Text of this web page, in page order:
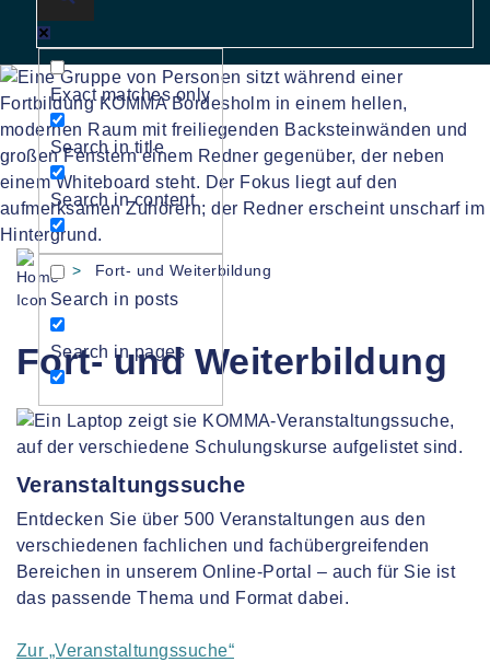
Exact matches only
Search in title
Search in content
Search in posts
Search in pages
> Fort- und Weiterbildung
Fort- und Weiterbildung
Veranstaltungssuche
Entdecken Sie über 500 Veranstaltungen aus den
verschiedenen fachlichen und fachübergreifenden
Bereichen in unserem Online-Portal – auch für Sie ist
das passende Thema und Format dabei.
Zur „Veranstaltungssuche“